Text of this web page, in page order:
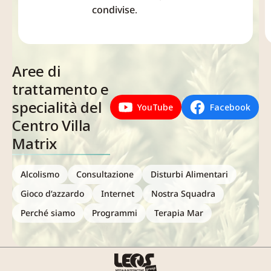
condivise.
Aree di
trattamento e
specialità del
Centro Villa
Matrix
YouTube Facebook
Alcolismo Consultazione
Disturbi Alimentari
Gioco d’azzardo
Internet
Nostra Squadra
Perché siamo
Programmi Terapia Mar